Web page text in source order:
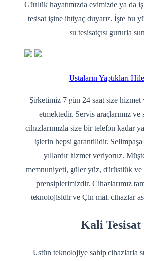
Günlük hayatımızda evimizde ya da
tesisat işine ihtiyaç duyarız. İşte bu
su tesisatçısı gururla
Ustaların Yaptıkları
Şirketimiz 7 gün 24 saat size hizmet
etmektedir. Servis araçlarımız
cihazlarımızla size bir telefon kadar
işlerin hepsi garantilidir. Selimpaşa
yıllardır hizmet veriyoruz.
memnuniyeti, güler yüz, dürüstlük ve
prensiplerimizdir. Cihazlarımız
teknolojisidir ve Çin malı cihazlar
Kali Tesisat
Üstün teknolojiye sahip cihazlarla